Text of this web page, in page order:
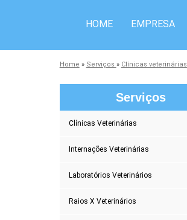
HOME EMPRESA
Home » Serviços » Clínicas veterinárias
Serviços
Clínicas Veterinárias
Internações Veterinárias
Laboratórios Veterinários
Raios X Veterinários